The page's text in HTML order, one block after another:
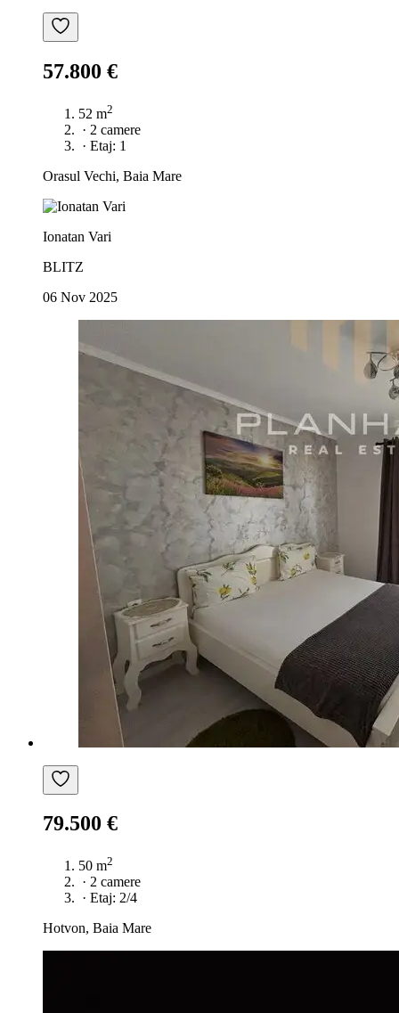
57.800 €
52 m2
· 2 camere
· Etaj: 1
Orasul Vechi, Baia Mare
Ionatan Vari
BLITZ
06 Nov 2025
79.500 €
50 m2
· 2 camere
· Etaj: 2/4
Hotvon, Baia Mare